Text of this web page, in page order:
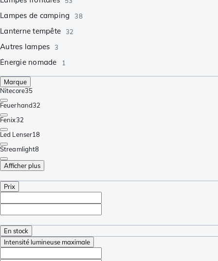
Lampes de camping 38
Lanterne tempête 32
Autres lampes 3
Énergie nomade 1
Marque
Nitecore35
Feuerhand32
Fenix32
Led Lenser18
Streamlight8
Afficher plus
Prix
En stock
Intensité lumineuse maximale